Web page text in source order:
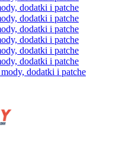
dodatki i patche
dodatki i patche
dodatki i patche
dodatki i patche
dodatki i patche
dodatki i patche
dodatki i patche